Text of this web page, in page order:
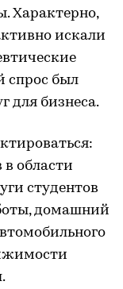
Характерно,
искали
спрос был
для бизнеса.
в области
студентов
домашний